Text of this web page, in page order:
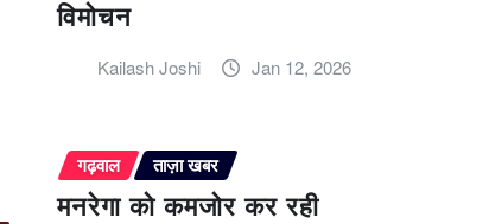
विमोचन
Kailash Joshi Jan 12, 2026
गढ़वाल ताज़ा खबर
मनरेगा को कमजोर कर रही